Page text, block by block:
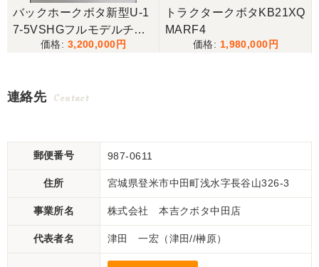
バックホークボタ新型U-1
7-5VSHGフルモデルチェ
3,200,000
トラクタークボタKB21XQ
MARF4
1,980,000
連絡先 Contact
郵便番号 987-0611
住所 宮城県登米市中田町浅水字長谷山326-3
事業所名 株式会社 本吉クボタ中田店
代表者名 津田 一宏（津田//榊原）